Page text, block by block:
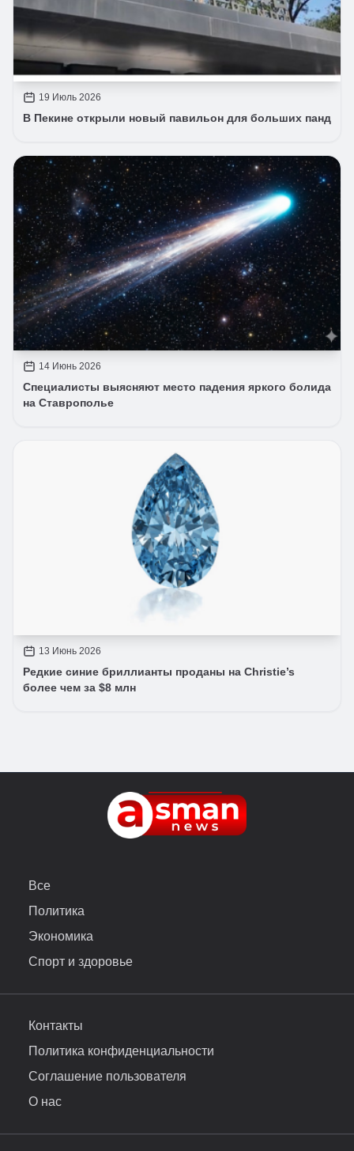
19 Июль 2026
В Пекине открыли новый павильон для больших панд
14 Июнь 2026
Специалисты выясняют место падения яркого болида
на Ставрополье
13 Июнь 2026
Редкие синие бриллианты проданы на Christie’s
более чем за $8 млн
Все
Политика
Экономика
Спорт и здоровье
Контакты
Политика конфиденциальности
Соглашение пользователя
О нас